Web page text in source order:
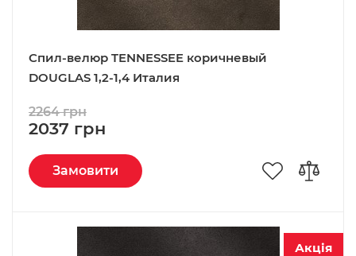
Спил-велюр TENNESSEE коричневый
DOUGLAS 1,2-1,4 Италия
2037 грн
2264 грн
Замовити
Акція